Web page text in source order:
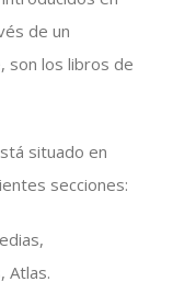
de un
son los libros de
situado en
secciones:
Atlas.